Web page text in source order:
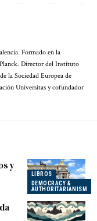
Formado en la
Director del Instituto
la Sociedad Europea de
Universitas y cofundador
LIBROS
DEMOCRACY &
AUTHORITARIANISM
y